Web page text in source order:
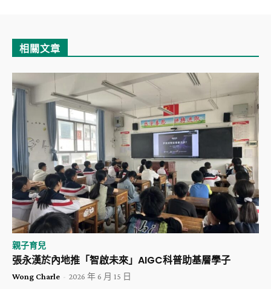
相關文章
親子育兒
張永漢於內地推「智啟未來」AIGC科普助基層學子
Wong Charle - 2026 年 6 月 15 日